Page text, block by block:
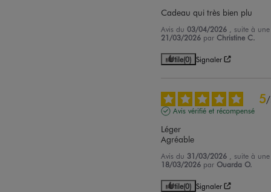
Cadeau qui très bien plu
Avis du03/04/2026
, suite à
21/03/2026 parChristine C.
Utile(0) Signaler
5/
Avis vérifié et récompensé
Léger
Agréable
Avis du 31/03/2026
, suite à
18/03/2026 par Ouarda O.
Utile(0) Signaler